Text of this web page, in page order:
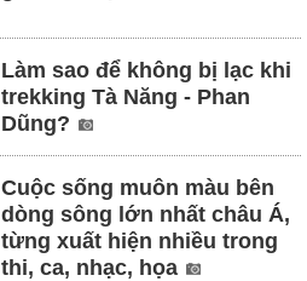
Làm sao để không bị lạc khi
trekking Tà Năng - Phan
Dũng?
Cuộc sống muôn màu bên
dòng sông lớn nhất châu Á,
từng xuất hiện nhiều trong
thi, ca, nhạc, họa